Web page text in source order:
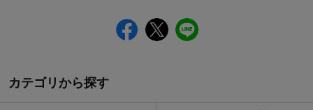
カテゴリから探す